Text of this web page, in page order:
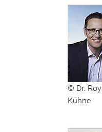
© Dr. Roy
Kühne